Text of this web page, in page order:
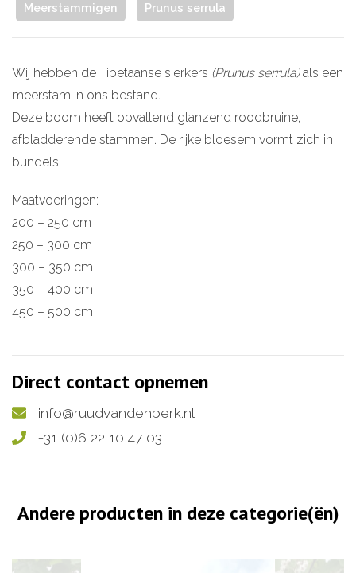
Meerstammigen Prunus serrula
Wij hebben de Tibetaanse sierkers (Prunus serrula)als een
meerstam in ons bestand.
Deze boom heeft opvallend glanzend roodbruine,
afbladderende stammen. De rijke bloesem vormt zich in
bundels.
Maatvoeringen:
200 – 250 cm
250 – 300 cm
300 – 350 cm
350 – 400 cm
450 – 500 cm
Direct contact opnemen
info@ruudvandenberk.nl
+31 (0)6 22 10 47 03
Andere producten in deze categorie(ën)